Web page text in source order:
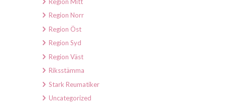
Region Norr
Region Öst
Region Syd
Region Väst
Riksstämma
Stark Reumatiker
Uncategorized